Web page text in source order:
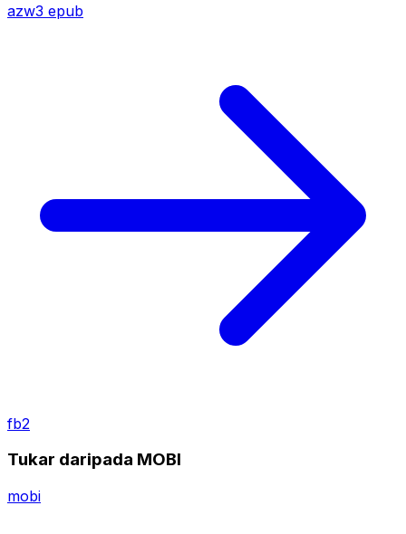
azw3 epub
fb2
Tukar daripada MOBI
mobi